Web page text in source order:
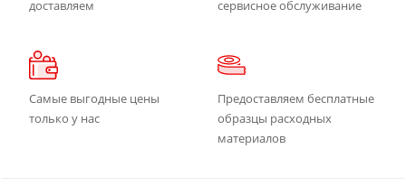
доставляем
сервисное обслуживание
Самые выгодные цены
только у нас
Предоставляем бесплатные
образцы расходных
материалов